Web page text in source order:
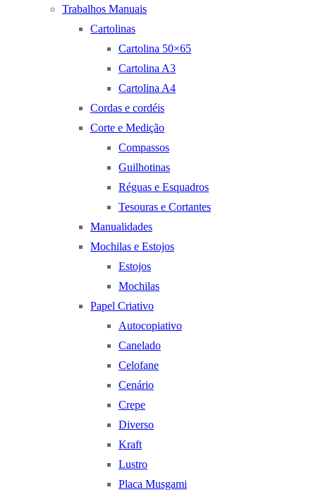
Trabalhos Manuais
Cartolinas
Cartolina 50×65
Cartolina A3
Cartolina A4
Cordas e cordéis
Corte e Medição
Compassos
Guilhotinas
Réguas e Esquadros
Tesouras e Cortantes
Manualidades
Mochilas e Estojos
Estojos
Mochilas
Papel Criativo
Autocopiativo
Canelado
Celofane
Cenário
Crepe
Diverso
Kraft
Lustro
Placa Musgami